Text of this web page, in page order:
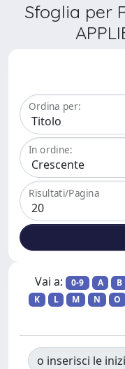
Sfoglia per
Ordina per:
In ordine:
Risultati/Pagina
Vai a: 0-9 A B
K
L M N O
o inserisci le